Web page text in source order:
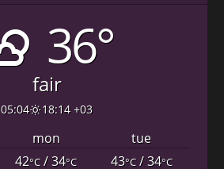
36°
fair
05:04 18:14 +03
mon
tue
42°C/ 34°C 43°C/ 34°C